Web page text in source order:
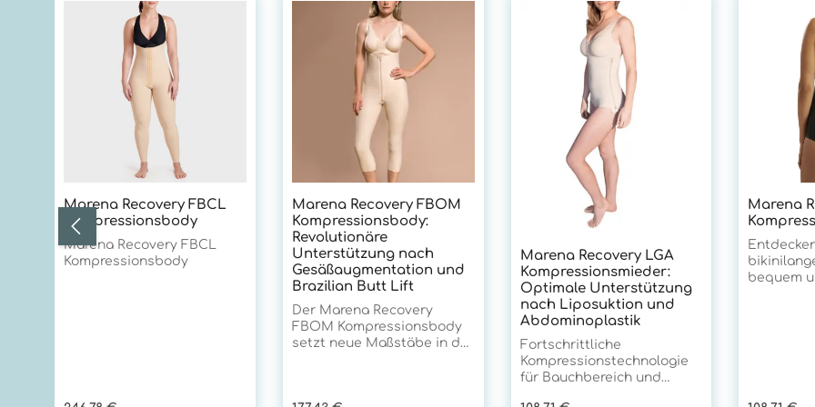
Marena Recovery FBCL
Kompressionsbody
Marena Recovery FBCL
Kompressionsbody
Marena Recovery FBOM
Kompressionsbody:
Revolutionäre
Unterstützung nach
Gesäßaugmentation und
Brazilian Butt Lift
Der Marena Recovery
FBOM Kompressionsbody
setzt neue Maßstäbe in der
Marena Recovery LGA
Kompressionsmieder:
Optimale Unterstützung
nach Liposuktion und
Abdominoplastik
Fortschrittliche
Kompressionstechnologie
für Bauchbereich und
Marena
bequem